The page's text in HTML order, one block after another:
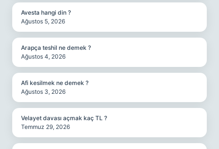
Avesta hangi din ?
Ağustos 5, 2026
Arapça teshil ne demek ?
Ağustos 4, 2026
Afi kesilmek ne demek ?
Ağustos 3, 2026
Velayet davası açmak kaç TL ?
Temmuz 29, 2026